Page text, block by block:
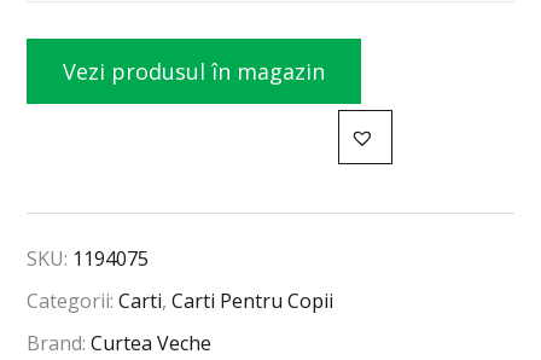
Vezi produsul în magazin
SKU: 1194075
Categorii:Carti,Carti Pentru Copii
Brand:Curtea Veche